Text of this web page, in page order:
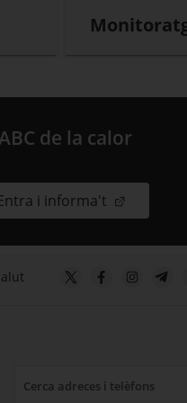
de la calor
i informa't . Obre en